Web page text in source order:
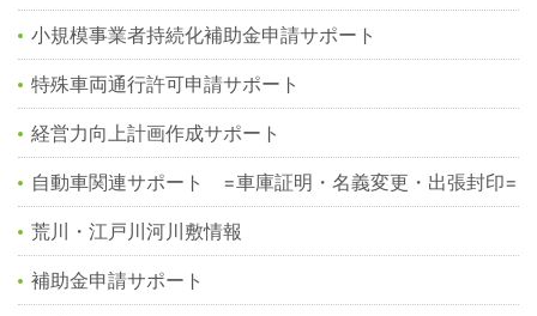
小規模事業者持続化補助金申請サポート
特殊車両通行許可申請サポート
経営力向上計画作成サポート
自動車関連サポート =車庫証明・名義変更・出張封印=
荒川・江戸川河川敷情報
補助金申請サポート